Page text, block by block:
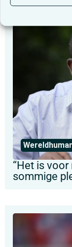
“Het is
sommige